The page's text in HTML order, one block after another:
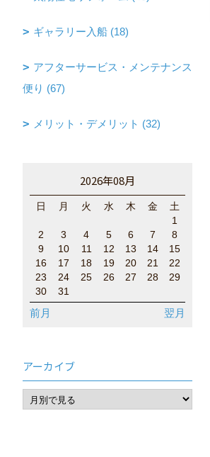
ギャラリー入船 (18)
アフターサービス・メンテナンス
便り (67)
メリット・デメリット (32)
2026年08月
日 月 火 水 木 金
土
1
2
3 4 5 6 7
8
9
10 11 12 13 14
15
16
17 18 19 20 21
22
23
24 25 26 27 28
29
30
31
前月 翌月
アーカイブ